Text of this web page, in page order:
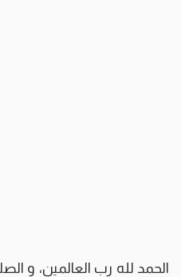
الحمد لله رب العالمين، و